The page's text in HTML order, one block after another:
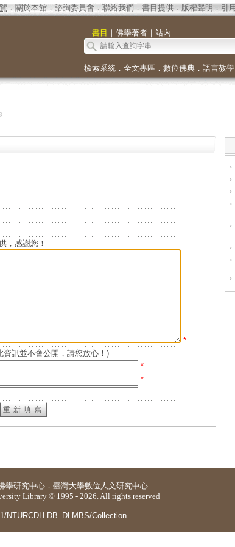
． 關於本館． 諮詢委員會． 聯絡我們 ． 書目提供． 版權聲明 ． 引
｜ 書目 ｜ 佛學著者｜ 站內 ｜
檢索系統． 全文專區 ． 數位佛典． 語言教學
，感謝您！
*
訊並不會公開，請您放心！)
*
*
。
。
。
。
。
。
。
。
學研究中心 ． 臺灣大學數位人文研究中心
Library © 1995 - 2026. All rights reserved
NTURCDH.DB_DLMBS/Collection